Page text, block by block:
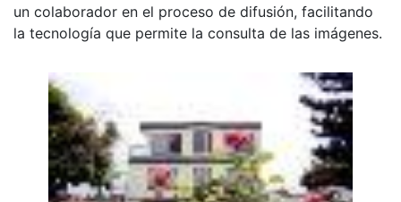
un colaborador en el proceso de difusión, facilitando
la tecnología que permite la consulta de las imágenes.